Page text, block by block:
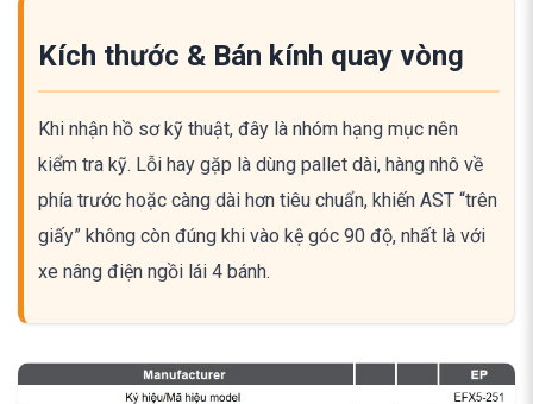
Kích thước & Bán kính quay vòng
Khi nhận hồ sơ kỹ thuật, đây là nhóm hạng mục nên
kiểm tra kỹ. Lỗi hay gặp là dùng pallet dài, hàng nhô về
phía trước hoặc càng dài hơn tiêu chuẩn, khiến AST “trên
giấy” không còn đúng khi vào kệ góc 90 độ, nhất là với
xe nâng điện ngồi lái 4 bánh.